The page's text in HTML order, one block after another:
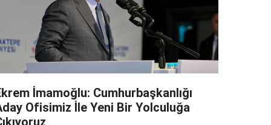
İmamoğlu: Cumhurbaşkanlığı
Ofisimiz İle Yeni Bir Yolculuğa